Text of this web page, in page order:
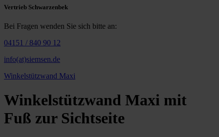
Vertrieb Schwarzenbek
Bei Fragen wenden Sie sich bitte an:
04151 / 840 90 12
info(at)siemsen.de
Winkelstützwand Maxi
Winkelstützwand Maxi mit
Fuß zur Sichtseite